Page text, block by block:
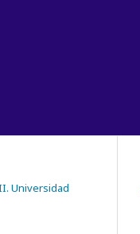
Universidad